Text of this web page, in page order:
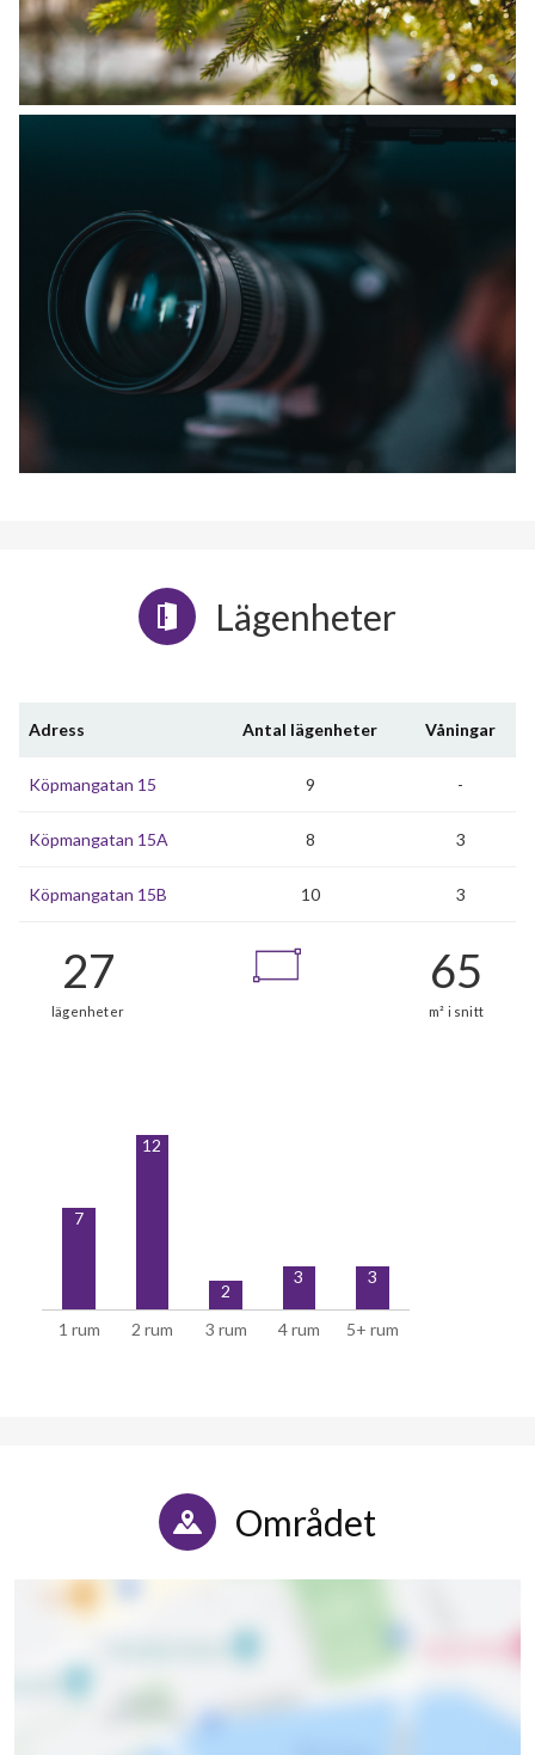
Lägenheter
Adress Antal lägenheter Våningar
Köpmangatan 15 9 -
Köpmangatan 15A 8 3
Köpmangatan 15B 10 3
1 rum 2 rum 3 rum 4 rum 5+ rum
7
12
2
3 3
Området